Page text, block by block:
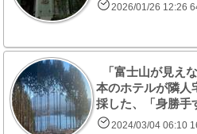
2026/01/26 12:26
「富士山が見え
本のホテルが隣人
採した、「身勝手
2024/03/04 06:10